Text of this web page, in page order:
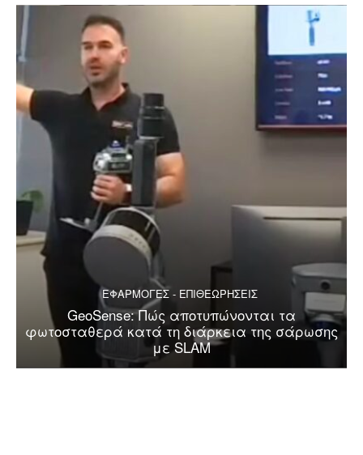
ΕΦΑΡΜΟΓΕΣ - ΕΠΙΘΕΩΡΗΣΕΙΣ
GeoSense: Πώς αποτυπώνονται τα
φωτοσταθερά κατά τη διάρκεια της σάρωσης
με SLAM